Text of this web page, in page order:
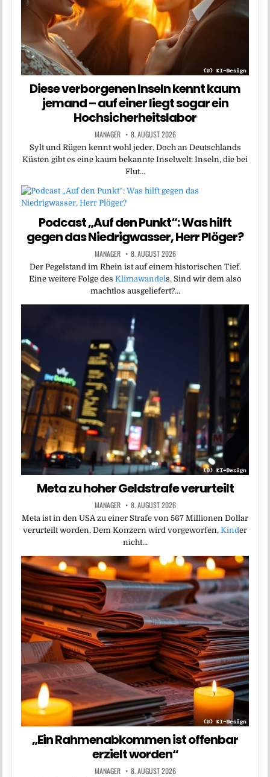
Diese verborgenen Inseln kennt kaum
jemand – auf einer liegt sogar ein
Hochsicherheitslabor
MANAGER 8. AUGUST 2026
Sylt und Rügen kennt wohl jeder. Doch an Deutschlands
Küsten gibt es eine kaum bekannte Inselwelt: Inseln, die bei
Flut…
Podcast „Auf den Punkt“: Was hilft
gegen das Niedrigwasser, Herr Plöger?
MANAGER 8. AUGUST 2026
Der Pegelstand im Rhein ist auf einem historischen Tief.
Eine weitere Folge des Klimawandels. Sind wir dem also
machtlos ausgeliefert?…
Meta zu hoher Geldstrafe verurteilt
MANAGER 8. AUGUST 2026
Meta ist in den USA zu einer Strafe von 567 Millionen Dollar
verurteilt worden. Dem Konzern wird vorgeworfen, Kinder
nicht…
„Ein Rahmenabkommen ist offenbar
erzielt worden“
MANAGER 8. AUGUST 2026